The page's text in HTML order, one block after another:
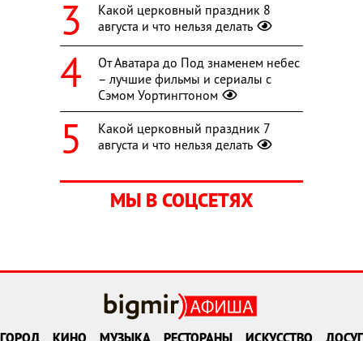
Какой церковный праздник 8
августа и что нельзя делать
От Аватара до Под знаменем небес
– лучшие фильмы и сериалы с
Сэмом Уортингтоном
Какой церковный праздник 7
августа и что нельзя делать
МЫ В СОЦСЕТЯХ